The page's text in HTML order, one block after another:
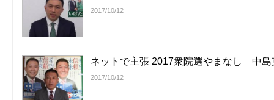
2017/10/12
ネットで主張 2017衆院選やまなし 中島
2017/10/12